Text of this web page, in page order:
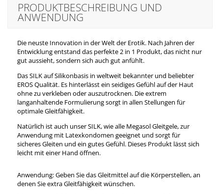
PRODUKTBESCHREIBUNG UND
ANWENDUNG
Die neuste Innovation in der Welt der Erotik. Nach Jahren der
Entwicklung entstand das perfekte 2 in 1 Produkt, das nicht nur
gut aussieht, sondern sich auch gut anfühlt.
Das SILK auf Silikonbasis in weltweit bekannter und beliebter
EROS Qualität. Es hinterlässt ein seidiges Gefühl auf der Haut
ohne zu verkleben oder auszutrocknen. Die extrem
langanhaltende Formulierung sorgt in allen Stellungen für
optimale Gleitfähigkeit.
Natürlich ist auch unser SILK, wie alle Megasol Gleitgele, zur
Anwendung mit Latexkondomen geeignet und sorgt für
sicheres Gleiten und ein gutes Gefühl. Dieses Produkt lässt sich
leicht mit einer Hand öffnen.
Anwendung: Geben Sie das Gleitmittel auf die Körperstellen, an
denen Sie extra Gleitfähigkeit wünschen.